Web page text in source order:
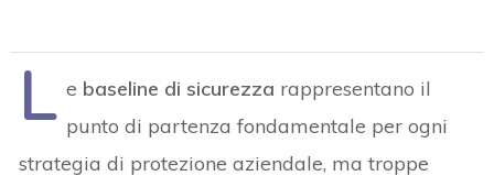
L e baseline di sicurezza rappresentano il
punto di partenza fondamentale per ogni
strategia di protezione aziendale, ma troppe